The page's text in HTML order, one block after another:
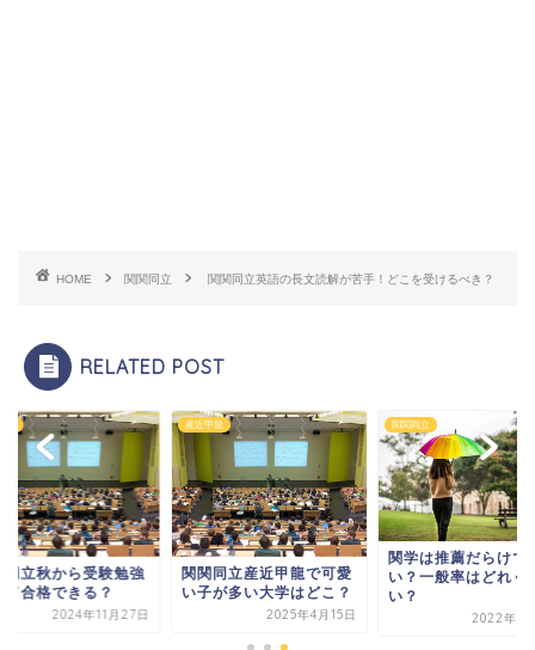
HOME 関関同立 関関同立英語の長文読解が苦手！どこを受けるべき？
RELATED POST
同立秋から受験勉強
て合格できる？
2024年11月27日
産近甲龍
関関同立産近甲龍で可愛
い子が多い大学はどこ？
2025年4月15日
関関同立
関学は推薦だらけで
い？一般率はどれぐ
い？
2022年10